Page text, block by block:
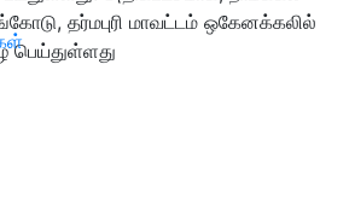
தர்மபுரி மாவட்டம் ஒகேனக்கலில்
பெய்துள்ளது